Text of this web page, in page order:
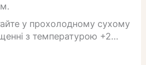
у прохолодному сухому
з температурою +2…